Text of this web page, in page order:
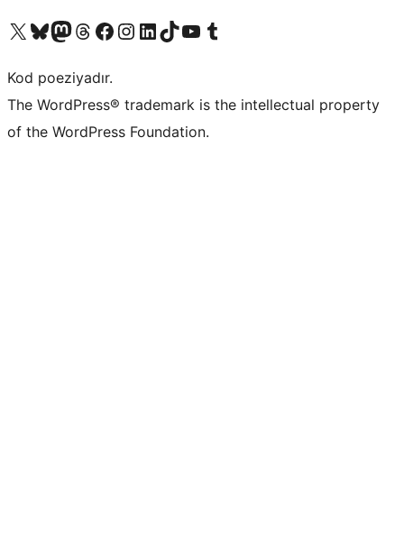
Visit our X (formerly Twitter) account
Visit our Bluesky account
Visit our Mastodon account
Visit our Threads account
Visit our Facebook page
Visit our Instagram account
Visit our LinkedIn account
Visit our TikTok account
Visit our YouTube channel
Visit our Tumblr account
Kod poeziyadır.
The WordPress® trademark is the intellectual property
of the WordPress Foundation.